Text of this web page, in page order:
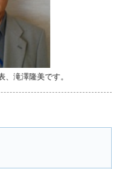
滝澤隆美です。